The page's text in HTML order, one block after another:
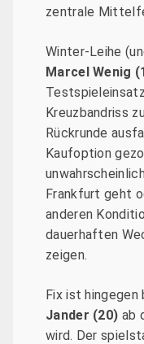
zentrale
Winter-Leihe
Marcel Wenig
Kreuzbandriss
Rückrunde
Kaufoption
Frankfurt geht
anderen
dauerhaften
zeigen.
Fix ist hingegen
Jander (20) ab
wird. Der